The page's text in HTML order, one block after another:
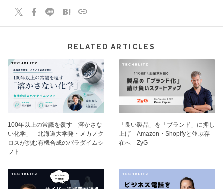
RELATED ARTICLES
100年以上の常識を覆す「溶かさな
い化学」 北海道大学発・メカノク
ロスが挑む有機合成のパラダイムシ
フト
「良い製品」を「ブランド」に押し
上げ Amazon・Shopifyと並ぶ存
在へ ZyG